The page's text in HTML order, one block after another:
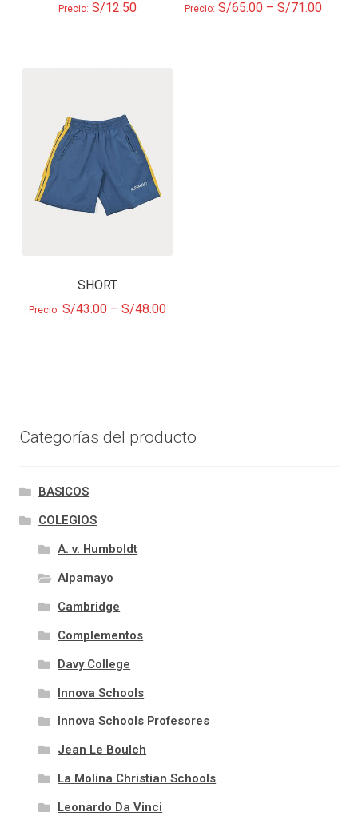
Precio: S/12.50 Precio: S/65.00– S/71.00
SHORT
Precio: S/43.00 –S/48.00
Categorías del producto
BASICOS
COLEGIOS
A. v. Humboldt
Alpamayo
Cambridge
Complementos
Davy College
Innova Schools
Innova Schools Profesores
Jean Le Boulch
La Molina Christian Schools
Leonardo Da Vinci